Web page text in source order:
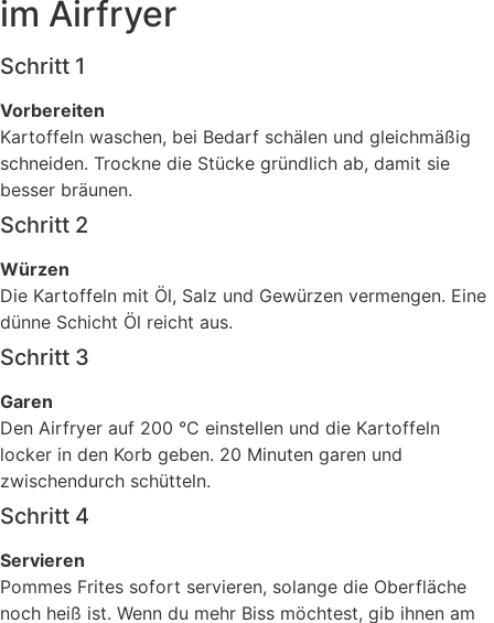
im Airfryer
Schritt 1
Vorbereiten
Kartoffeln waschen, bei Bedarf schälen und gleichmäßig
schneiden. Trockne die Stücke gründlich ab, damit sie
besser bräunen.
Schritt 2
Würzen
Die Kartoffeln mit Öl, Salz und Gewürzen vermengen. Eine
dünne Schicht Öl reicht aus.
Schritt 3
Garen
Den Airfryer auf 200 °C einstellen und die Kartoffeln
locker in den Korb geben. 20 Minuten garen und
zwischendurch schütteln.
Schritt 4
Servieren
Pommes Frites sofort servieren, solange die Oberfläche
noch heiß ist. Wenn du mehr Biss möchtest, gib ihnen am